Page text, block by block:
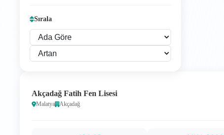
Sırala
Akçadağ Fatih Fen Lisesi
Malatya Akçadağ